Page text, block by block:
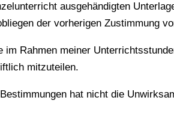
ausgehändigten
der vorherigen Zustimmung
Rahmen meiner
mitzuteilen.
hat nicht die